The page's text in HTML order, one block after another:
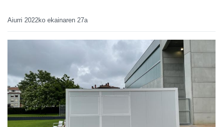
Aiurri 2022ko ekainaren 27a